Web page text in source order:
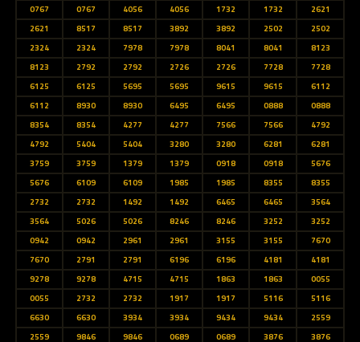
0767
0767 4056 4056 1732 1732
2621
2621
8517 8517 3892 3892 2502
2502
2324
2324 7978 7978 8041 8041
8123
8123
2792 2792 2726 2726 7728
7728
6125
6125 5695 5695 9615 9615
6112
6112
8930 8930 6495 6495 0888
0888
8354
8354 4277 4277 7566 7566
4792
4792
5404 5404 3280 3280 6281
6281
3759
3759 1379 1379 0918 0918
5676
5676
6109 6109 1985 1985 8355
8355
2732
2732 1492 1492 6465 6465
3564
3564
5026 5026 8246 8246 3252
3252
0942
0942 2961 2961 3155 3155
7670
7670
2791 2791 6196 6196 4181
4181
9278
9278 4715 4715 1863 1863
0055
0055
2732 2732 1917 1917 5116
5116
6630
6630 3934 3934 9434 9434
2559
2559
9846 9846 0689 0689 3876 3876